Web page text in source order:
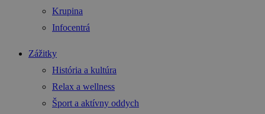
Krupina
Infocentrá
Zážitky
História a kultúra
Relax a wellness
Šport a aktívny oddych